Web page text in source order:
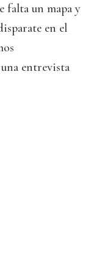
falta un mapa y
en el
entrevista